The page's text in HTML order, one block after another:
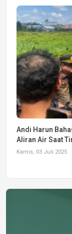
Andi Harun
Aliran Air Saat
Kamis, 03 Juli 2025